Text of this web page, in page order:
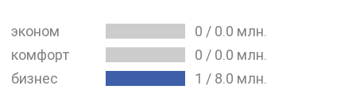
эконом 0 / 0.0 млн.
комфорт
0 / 0.0 млн.
бизнес
1 / 8.0 млн.